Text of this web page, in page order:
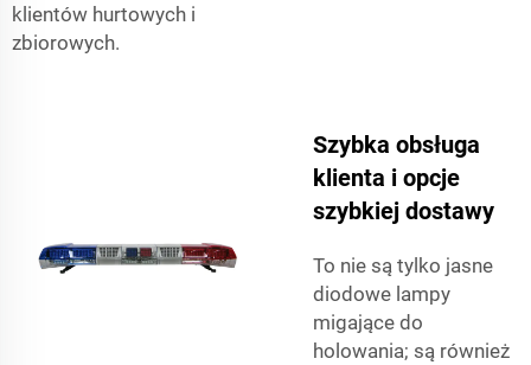
klientów hurtowych i
zbiorowych.
Szybka obsługa
klienta i opcje
szybkiej dostawy
To nie są tylko jasne
diodowe lampy
migające do
holowania; są również